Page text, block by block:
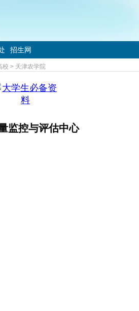
招生网
校 > 天津农学院
监控与评估中心